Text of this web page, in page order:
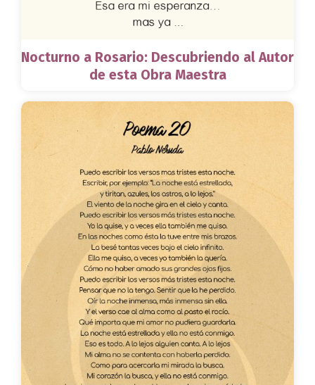
Nocturno a Rosario: Descubriendo al Autor
de esta Obra Maestra